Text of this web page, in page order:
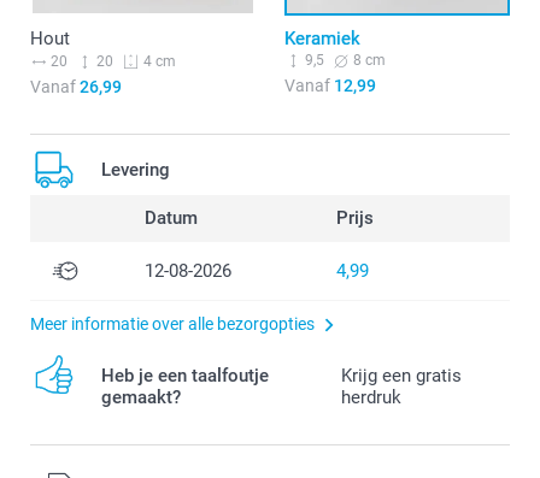
Hout
20 20 4 cm
Vanaf26,99
Keramiek
9,5 8 cm
Vanaf12,99
Levering
Datum Prijs
12-08-2026 4,99
Meer informatie over alle bezorgopties
Heb je een taalfoutje
gemaakt?
Krijg een gratis
herdruk